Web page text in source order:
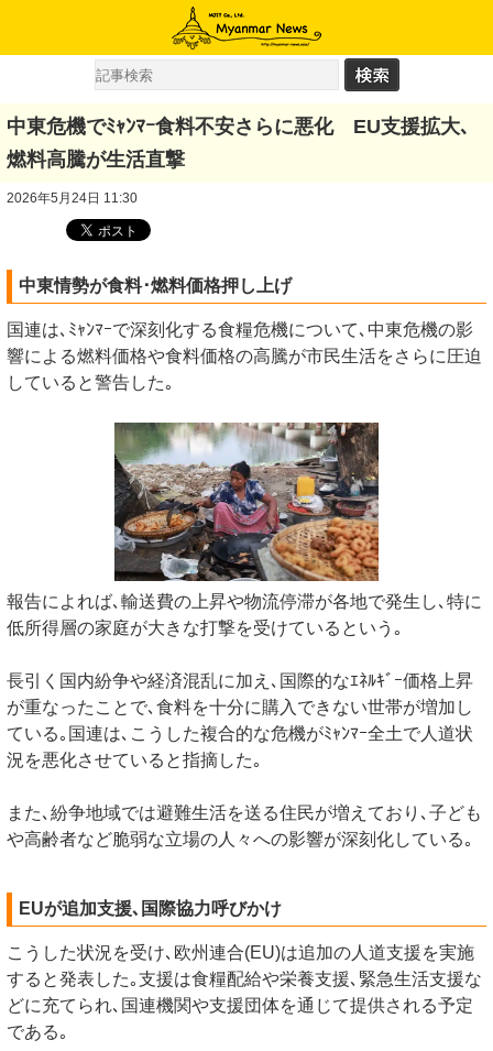
中東危機でﾐｬﾝﾏｰ食料不安さらに悪化 EU支援拡大､
燃料高騰が生活直撃
2026年5月24日 11:30
中東情勢が食料･燃料価格押し上げ
国連は､ﾐｬﾝﾏｰで深刻化する食糧危機について､中東危機の影
響による燃料価格や食料価格の高騰が市民生活をさらに圧迫
していると警告した｡
報告によれば､輸送費の上昇や物流停滞が各地で発生し､特に
低所得層の家庭が大きな打撃を受けているという｡
長引く国内紛争や経済混乱に加え､国際的なｴﾈﾙｷﾞｰ価格上昇
が重なったことで､食料を十分に購入できない世帯が増加し
ている｡国連は､こうした複合的な危機がﾐｬﾝﾏｰ全土で人道状
況を悪化させていると指摘した｡
また､紛争地域では避難生活を送る住民が増えており､子ども
や高齢者など脆弱な立場の人々への影響が深刻化している｡
EUが追加支援､国際協力呼びかけ
こうした状況を受け､欧州連合(EU)は追加の人道支援を実施
すると発表した｡支援は食糧配給や栄養支援､緊急生活支援な
どに充てられ､国連機関や支援団体を通じて提供される予定
である｡